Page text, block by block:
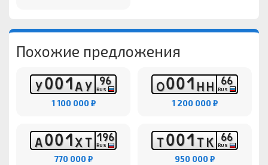
Похожие предложения
У001АУ 96
RUS
1 100 000 ₽
О001НН 66
RUS
1 200 000 ₽
А001ХТ 196
RUS
770 000 ₽
Т001ТК 66
RUS
950 000 ₽